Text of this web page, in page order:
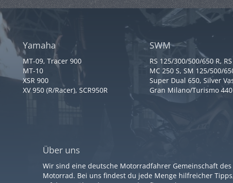
Yamaha
MT-09, Tracer 900
MT-10
XSR 900
XV 950 (R/Racer), SCR950R
SWM
RS 125/300/500/650 R,
MC 250 S, SM 125/500/
Super Dual 650, Silver
Gran Milano/Turismo 440
Über uns
Wir sind eine deutsche Motorradfahrer Gemeinschaft des
Motorrad. Bei uns findest du jede Menge hilfreicher